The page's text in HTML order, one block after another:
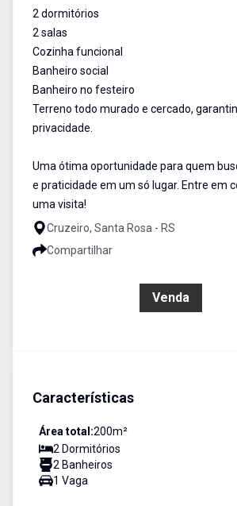
2 dormitórios
2 salas
Cozinha funcional
Banheiro social
Banheiro no festeiro
Terreno todo murado e cercado,
privacidade.
Uma ótima oportunidade para quem
e praticidade em um só lugar. Entre em
uma visita!
Cruzeiro, Santa Rosa - RS
Compartilhar
Venda
Características
Área total:200m²
2 Dormitórios
2 Banheiros
1 Vaga